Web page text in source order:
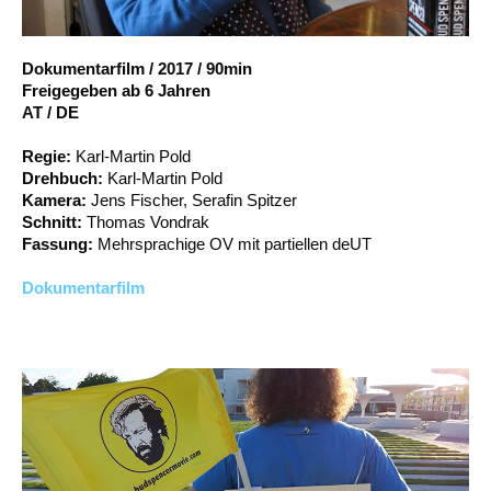
Account
Dokumentarfilm / 2017 / 90min
Freigegeben ab 6 Jahren
AT / DE
Regie: Karl-Martin Pold
Drehbuch: Karl-Martin Pold
Kamera: Jens Fischer, Serafin Spitzer
Schnitt: Thomas Vondrak
Fassung: Mehrsprachige OV mit partiellen deUT
Dokumentarfilm